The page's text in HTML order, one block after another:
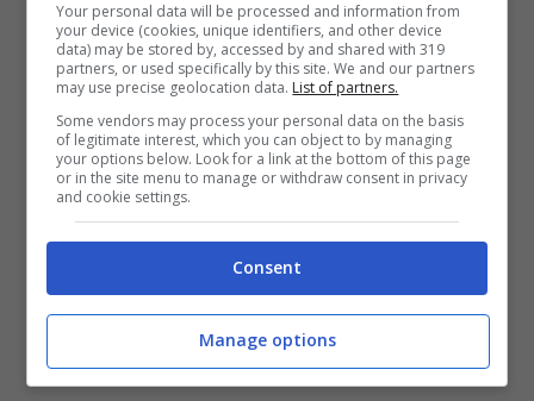
Penso che andremo più forte sul passo
gara che in qualifica. Abbiamo fiducia:
l’ideale sarebbe partire là davanti, ma
vediamo comunque come andrà”.
La pole della 500 Miglia va
a Marco Andretti
Your personal data will be processed and information from
your device (cookies, unique identifiers, and other device
data) may be stored by, accessed by and shared with 319
partners, or used specifically by this site. We and our partners
may use precise geolocation data. List of partners.
Some vendors may process your personal data on the basis
of legitimate interest, which you can object to by managing
your options below. Look for a link at the bottom of this page
or in the site menu to manage or withdraw consent in privacy
and cookie settings.
Consent
Manage options